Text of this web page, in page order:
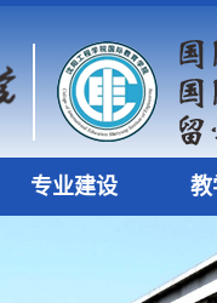
专业建设 教